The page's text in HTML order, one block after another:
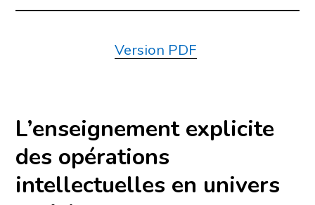
Version PDF
L’enseignement explicite
des opérations
intellectuelles en univers